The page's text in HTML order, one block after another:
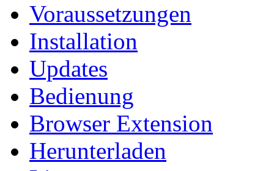
Voraussetzungen
Installation
Updates
Bedienung
Browser Extension
Herunterladen